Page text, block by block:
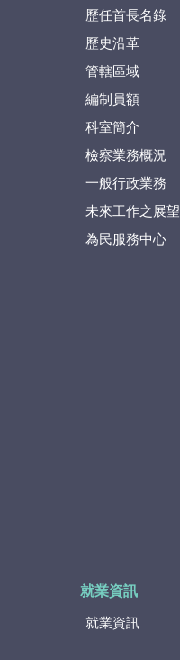
歷任首長名錄
歷史沿革
管轄區域
編制員額
科室簡介
檢察業務概況
一般行政業務
未來工作之展望
為民服務中心
就業資訊
就業資訊